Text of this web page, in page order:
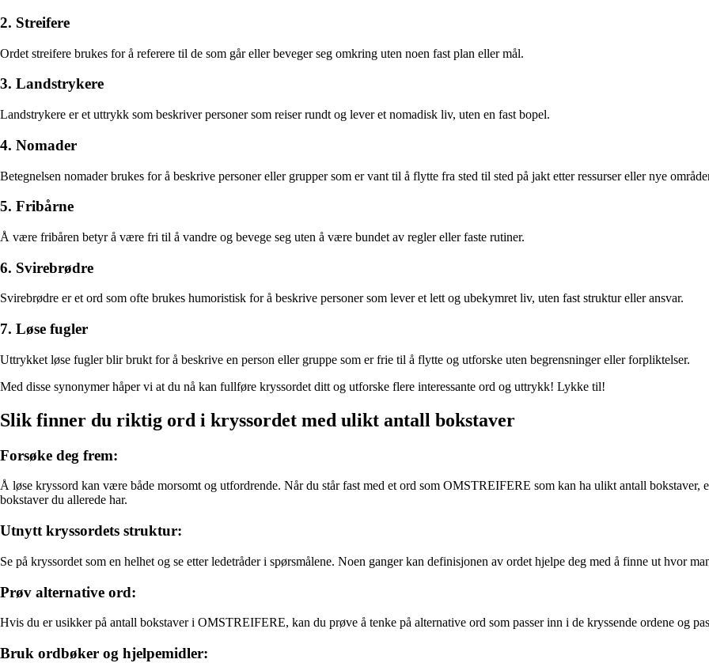
2. Streifere
Ordet streifere brukes for å referere til de som går eller beveger seg omkring uten noen fast plan eller mål.
3. Landstrykere
Landstrykere er et uttrykk som beskriver personer som reiser rundt og lever et nomadisk liv, uten en fast bopel.
4. Nomader
Betegnelsen nomader brukes for å beskrive personer eller grupper som er vant til å flytte fra sted til sted på jakt etter ressurser eller nye
5. Fribårne
Å være fribåren betyr å være fri til å vandre og bevege seg uten å være bundet av regler eller faste rutiner.
6. Svirebrødre
Svirebrødre er et ord som ofte brukes humoristisk for å beskrive personer som lever et lett og ubekymret liv, uten fast struktur eller ansvar.
7. Løse fugler
Uttrykket løse fugler blir brukt for å beskrive en person eller gruppe som er frie til å flytte og utforske uten begrensninger eller forpliktelser.
Med disse synonymer håper vi at du nå kan fullføre kryssordet ditt og utforske flere interessante ord og uttrykk! Lykke til!
Slik finner du riktig ord i kryssordet med ulikt antall bokstaver
Forsøke deg frem:
Å løse kryssord kan være både morsomt og utfordrende. Når du står fast med et ord som OMSTREIFERE som kan ha ulikt antall bokstaver,
bokstaver du allerede har.
Utnytt kryssordets struktur:
Se på kryssordet som en helhet og se etter ledetråder i spørsmålene. Noen ganger kan definisjonen av ordet hjelpe deg med å finne ut hvor
Prøv alternative ord:
Hvis du er usikker på antall bokstaver i OMSTREIFERE, kan du prøve å tenke på alternative ord som passer inn i de kryssende ordene og
Bruk ordbøker og hjelpemidler: